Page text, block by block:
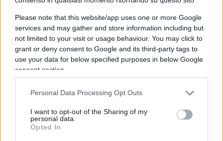
Please note that this website/app uses one or more Google
services and may gather and store information including but
not limited to your visit or usage behaviour. You may click to
grant or deny consent to Google and its third-party tags to
use your data for below specified purposes in below Google
consent section.
Personal Data Processing Opt Outs
I want to opt-out of the Sharing of my
personal data.
Opted In
dicevano che il modello Canada aveva vinto.
Gli 007 in Germania indagano su un partito, se vi
sembra una cosa normale.
I veleni sul conclave e Harry che vuole la scorta.